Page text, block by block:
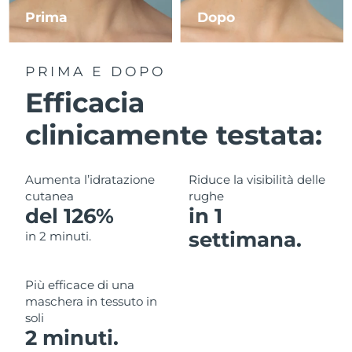
Prima Dopo
PRIMA E DOPO
Efficacia
clinicamente testata:
Aumenta l’idratazione
cutanea
del 126%
in 2 minuti.
Riduce la visibilità delle
rughe
in 1
settimana.
Più efficace di una
maschera in tessuto in
soli
2 minuti.
RAS di Macao Consegna stimata
Malaysia
Malta
Messico Consegna stimata 8/14/26
Monaco Consegna stimata8/11/26
Paesi Bassi Consegna stimata
Norvegia
Oman